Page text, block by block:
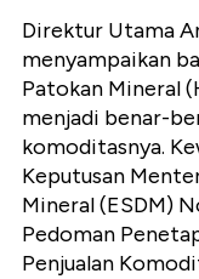
Direktur Utama
menyampaikan
Patokan Mineral
menjadi benar-
komoditasnya.
Keputusan
Mineral (ESDM)
Pedoman
Penjualan